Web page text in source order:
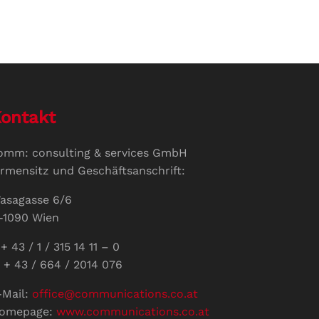
consulting & services GmbH
und Geschäftsanschrift:
6/6
Wien
43 / 1 / 315 14 11 – 0
+ 43 / 664 / 2014 076
office@communications.co.at
www.communications.co.at